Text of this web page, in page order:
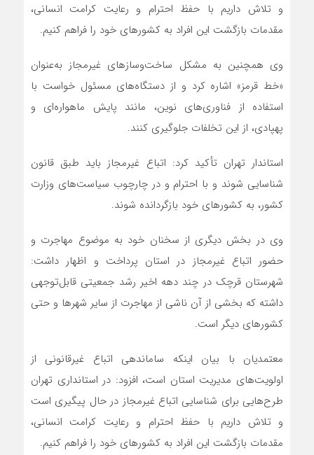
و تلاش داریم با حفظ احترام و رعایت کرامت انسانی،
مقدمات بازگشت این افراد به کشورهای خود را فراهم کنیم.
وی همچنین به مشکل ساخت‌وسازهای غیرمجاز به‌عنوان
«خط قرمز» اشاره کرد و از دستگاه‌های مسئول خواست با
استفاده از فناوری‌های نوین، مانند پایش ماهواره‌ای و
پهپادی، از این تخلفات جلوگیری کنند.
استاندار تهران تأکید کرد: اتباع غیرمجاز باید طبق قانون
شناسایی شوند و با احترام و در چارچوب سیاست‌های وزارت
کشور، به کشورهای خود بازگردانده شوند.
وی در بخش دیگری از سخنان خود به موضوع مهاجرت و
حضور اتباع غیرمجاز در استان پرداخت و اظهار داشت:
شهرستان قرچک در چند دهه اخیر رشد جمعیتی قابل‌توجهی
داشته که بخشی از آن ناشی از مهاجرت از سایر شهرها و حتی
کشورهای دیگر است.
معتمدیان با بیان اینکه ساماندهی اتباع غیرقانونی از
اولویت‌های مدیریت استان است، افزود: در استانداری تهران
طرح‌هایی برای شناسایی اتباع غیرمجاز در حال پیگیری است
و تلاش داریم با حفظ احترام و رعایت کرامت انسانی،
مقدمات بازگشت این افراد به کشورهای خود را فراهم کنیم.